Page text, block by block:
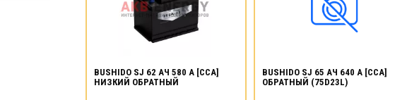
BUSHIDO SJ 62 АЧ 580 А [CCA]
НИЗКИЙ ОБРАТНЫЙ
BUSHIDO SJ 65 АЧ 640 А [CCA]
ОБРАТНЫЙ (75D23L)